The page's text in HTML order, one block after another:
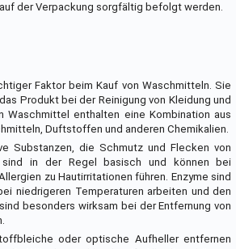
der Verpackung sorgfältig befolgt werden.
Faktor beim Kauf von Waschmitteln. Sie
Produkt bei der Reinigung von Kleidung und
Waschmittel enthalten eine Kombination aus
Duftstoffen und anderen Chemikalien.
Substanzen, die Schmutz und Flecken von
in der Regel basisch und können bei
zu Hautirritationen führen. Enzyme sind
niedrigeren Temperaturen arbeiten und den
besonders wirksam bei der Entfernung von
oder optische Aufheller entfernen